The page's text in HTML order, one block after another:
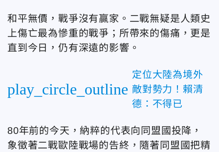
和平無價，戰爭沒有贏家。二戰無疑是人類史
上傷亡最為慘重的戰爭；所帶來的傷痛，更是
直到今日，仍有深遠的影響。
play_circle_outline
定位大陸為境外
敵對勢力！賴清
德：不得已
80年前的今天，納粹的代表向同盟國投降，
象徵著二戰歐陸戰場的告終，隨著同盟國把精